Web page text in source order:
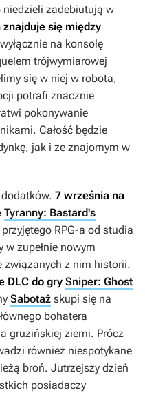
niedzieli zadebiutują w
się między
na konsolę
trójwymiarowej
się w niej w robota,
potrafi znacznie
pokonywanie
Całość będzie
jak i ze znajomym w
7 września na
Tyranny: Bastard's
RPG-a od studia
zupełnie nowym
związanych z nim historii.
DLC do gry Sniper: Ghost
Sabotaż skupi się na
bohatera
gruzińskiej ziemi. Prócz
również niespotykane
broń. Jutrzejszy dzień
posiadaczy